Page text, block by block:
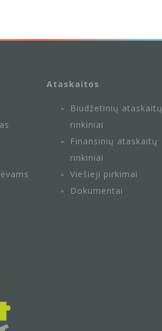
Ataskaitos
Biudžetinių ataskaitų
rinkiniai
Finansinių ataskaitų
rinkiniai
Viešieji pirkimai
Dokumentai